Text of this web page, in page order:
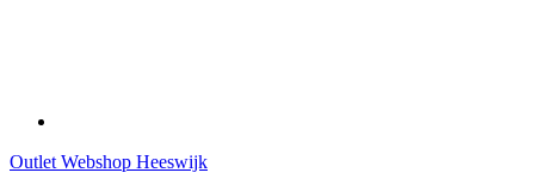
Outlet Webshop Heeswijk